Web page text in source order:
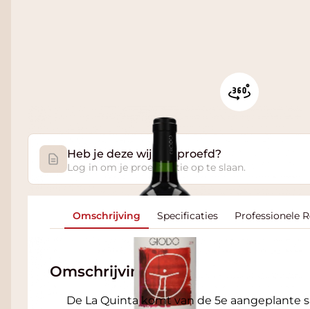
Heb je deze wijn geproefd?
Log in om je proefnotitie op te slaan.
Omschrijving Specificaties Professionele
Omschrijving
De La Quinta komt van de 5e aangeplante